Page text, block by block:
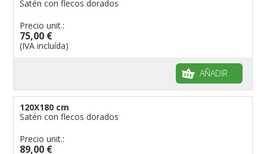
Satén con flecos dorados
Precio unit.:
75,00 €
(IVA incluída)
AÑADIR
120X180 cm
Satén con flecos dorados
Precio unit.:
89,00 €